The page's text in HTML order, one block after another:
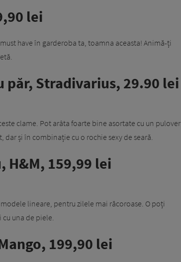
lei
have în garderoba ta, toamna aceasta! Animă-ți
păr, Stradivarius, 29.90 lei
clame. Pot arâta foarte bine asortate cu un pulover
și în combinație cu o rochie sexy de seară.
H&M, 159,99 lei
lineare, pentru zilele mai răcoroase. O poți
cu una de piele.
199,90 lei